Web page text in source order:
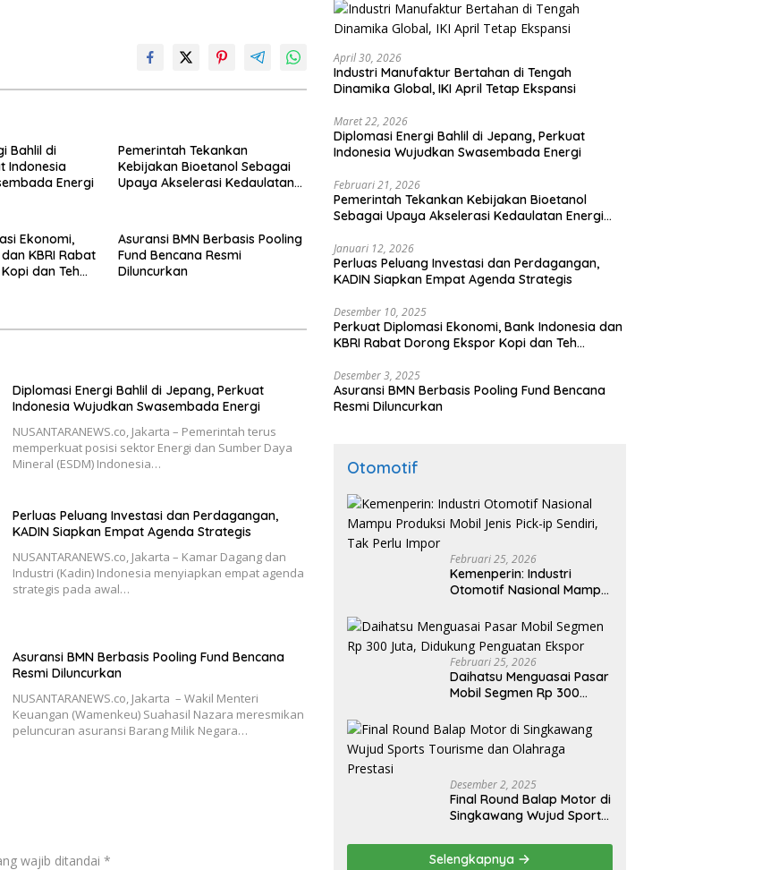
Bahlil di
Indonesia
Energi
Pemerintah Tekankan
Kebijakan Bioetanol Sebagai
Upaya Akselerasi Kedaulatan
Ekonomi,
KBRI Rabat
dan Teh
Asuransi BMN Berbasis Pooling
Fund Bencana Resmi
Diluncurkan
Diplomasi Energi Bahlil di Jepang, Perkuat
Indonesia Wujudkan Swasembada Energi
NUSANTARANEWS.co, Jakarta – Pemerintah terus
memperkuat posisi sektor Energi dan Sumber Daya
Mineral (ESDM) Indonesia…
Perluas Peluang Investasi dan Perdagangan,
KADIN Siapkan Empat Agenda Strategis
NUSANTARANEWS.co, Jakarta – Kamar Dagang dan
Industri (Kadin) Indonesia menyiapkan empat agenda
strategis pada awal…
Asuransi BMN Berbasis Pooling Fund Bencana
Resmi Diluncurkan
NUSANTARANEWS.co, Jakarta – Wakil Menteri
Keuangan (Wamenkeu) Suahasil Nazara meresmikan
peluncuran asuransi Barang Milik Negara…
wajib ditandai *
April 30, 2026
Industri Manufaktur Bertahan di Tengah
Dinamika Global, IKI April Tetap Ekspansi
Maret 22, 2026
Diplomasi Energi Bahlil di Jepang, Perkuat
Indonesia Wujudkan Swasembada Energi
Februari 21, 2026
Pemerintah Tekankan Kebijakan Bioetanol
Sebagai Upaya Akselerasi Kedaulatan Energi
Januari 12, 2026
Perluas Peluang Investasi dan Perdagangan,
KADIN Siapkan Empat Agenda Strategis
Desember 10, 2025
Perkuat Diplomasi Ekonomi, Bank Indonesia dan
KBRI Rabat Dorong Ekspor Kopi dan Teh
Desember 3, 2025
Asuransi BMN Berbasis Pooling Fund Bencana
Resmi Diluncurkan
Otomotif
Februari 25, 2026
Kemenperin: Industri
Otomotif Nasional Mampu
ip Sendiri, Tak Perlu Impor
Februari 25, 2026
Daihatsu Menguasai Pasar
Mobil Segmen Rp 300
Ekspor
Desember 2, 2025
Final Round Balap Motor di
Singkawang Wujud Sports
Prestasi
Selengkapnya